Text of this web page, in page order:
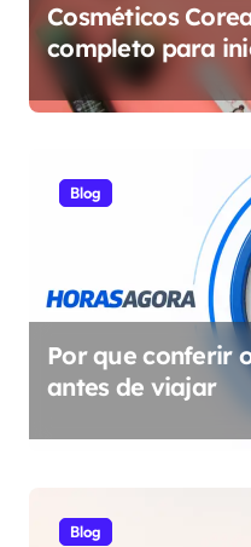
Cosméticos
completo para
Blog
Por que conferir
antes de viajar
Blog